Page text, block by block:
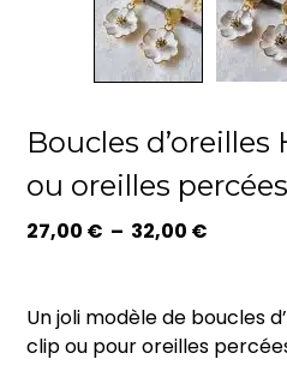
Boucles
ou oreilles
27,00 € – 32,00 €
27,00 €
à
Un joli modèle de boucles
clip ou pour oreilles